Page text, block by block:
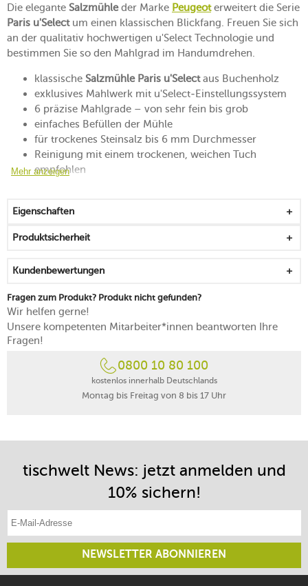
Die elegante Salzmühleder Marke Peugeoterweitert die Serie
Paris u'Select um einen klassischen Blickfang. Freuen Sie sich
an der qualitativ hochwertigen u'Select Technologie und
bestimmen Sie so den Mahlgrad im Handumdrehen.
klassische Salzmühle Paris u'Selectaus Buchenholz
exklusives Mahlwerk mit u'Select-Einstellungssystem
6 präzise Mahlgrade – von sehr fein bis grob
einfaches Befüllen der Mühle
für trockenes Steinsalz bis 6 mm Durchmesser
Reinigung mit einem trockenen, weichen Tuch
empfohlen
Mehr anzeigen
Eigenschaften
Produktsicherheit
Kundenbewertungen
Fragen zum Produkt? Produkt nicht gefunden?
Wir helfen gerne!
Unsere kompetenten Mitarbeiter*innen beantworten Ihre
Fragen!
0800 10 80 100
kostenlos innerhalb Deutschlands
Montag bis Freitag von 8 bis 17 Uhr
tischwelt News: jetzt anmelden und
10% sichern!
NEWSLETTER ABONNIEREN